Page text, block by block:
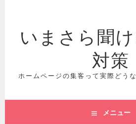
ッ
いまさら聞け
対策
ホームページの集客って実際どう
メニュー